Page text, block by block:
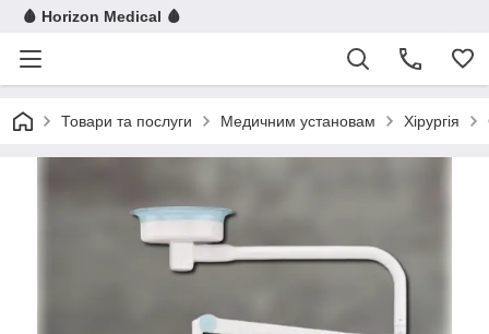
🩸 Horizon Medical 🩸
Товари та послуги Медичним установам Хірургія